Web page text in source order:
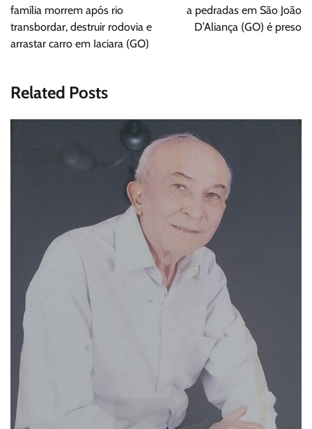
Post
família morrem após rio
transbordar, destruir rodovia e
arrastar carro em Iaciara (GO)
a pedradas em São João
D’Aliança (GO) é preso
Related Posts